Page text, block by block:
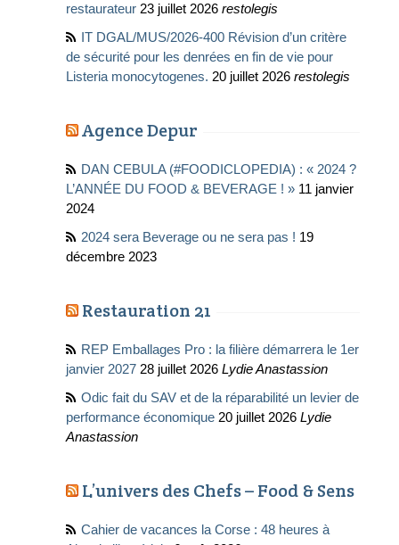
restaurateur 23 juillet 2026 restolegis
IT DGAL/MUS/2026-400 Révision d’un critère
de sécurité pour les denrées en fin de vie pour
Listeria monocytogenes. 20 juillet 2026 restolegis
Agence Depur
DAN CEBULA (#FOODICLOPEDIA) : « 2024 ?
L’ANNÉE DU FOOD & BEVERAGE ! » 11 janvier
2024
2024 sera Beverage ou ne sera pas ! 19
décembre 2023
Restauration 21
REP Emballages Pro : la filière démarrera le 1er
janvier 2027 28 juillet 2026 Lydie Anastassion
Odic fait du SAV et de la réparabilité un levier de
performance économique 20 juillet 2026 Lydie
Anastassion
L’univers des Chefs – Food & Sens
Cahier de vacances la Corse : 48 heures à